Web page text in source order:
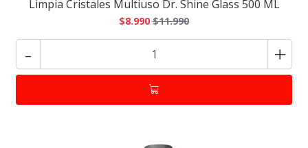
Limpia Cristales Multiuso Dr. Shine Glass 500 ML
$8.990 $11.990
- +